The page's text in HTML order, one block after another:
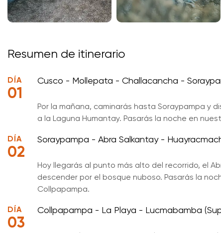
Resumen de itinerario
DÍA
01
Cusco - Mollepata - Challacancha -
Por la mañana, caminarás hasta Soraypampa y
a la Laguna Humantay. Pasarás la noche en
DÍA
02
Soraypampa - Abra Salkantay -
Hoy llegarás al punto más alto del recorrido, el
descender por el bosque nuboso. Pasarás la
Collpapampa.
DÍA
03
Collpapampa - La Playa - Lucmabamba